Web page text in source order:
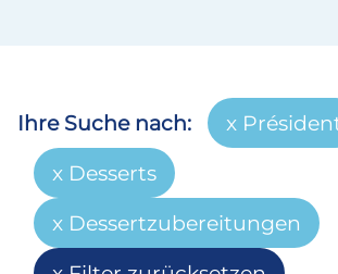
Ihre Suche nach:
Desserts
Dessertzubereitungen